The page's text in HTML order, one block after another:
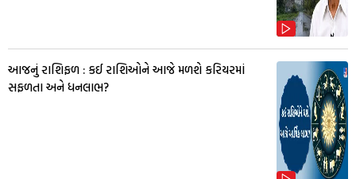
આજનું રાશિફળ : કઈ રાશિઓને આજે મળશે કરિયરમાં
સફળતા અને ધનલાભ?